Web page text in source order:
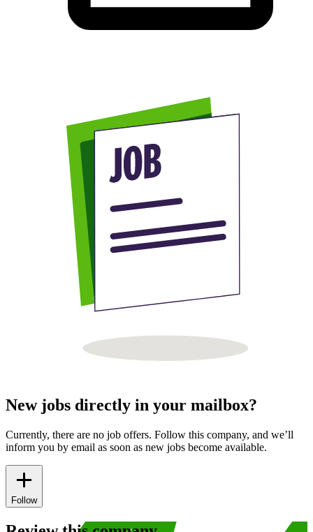
New jobs directly in your mailbox?
Currently, there are no job offers. Follow this company, and we’ll
inform you by email as soon as new jobs become available.
Follow